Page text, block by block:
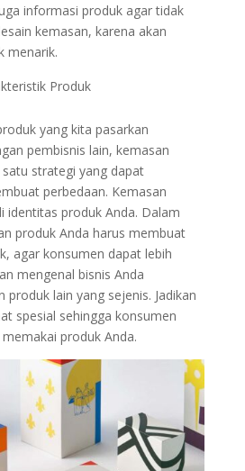
informasi produk agar tidak
kemasan, karena akan
menarik.
Produk
yang kita pasarkan
pembisnis lain, kemasan
strategi yang dapat
perbedaan. Kemasan
identitas produk Anda. Dalam
produk Anda harus membuat
agar konsumen dapat lebih
mengenal bisnis Anda
produk lain yang sejenis. Jadikan
spesial sehingga konsumen
produk Anda.